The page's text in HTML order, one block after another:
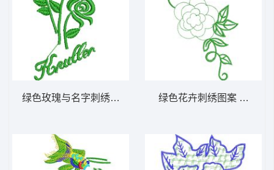
绿色玫瑰与名字刺绣图案 牛仔裤_休闲裤刺绣
绿色花卉刺绣图案 玫瑰花